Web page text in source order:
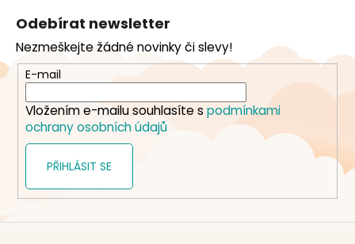
a
t
Odebírat newsletter
Nezmeškejte žádné novinky či slevy!
E-mail
Vložením e-mailu souhlasíte s podmínkami
ochrany osobních údajů
PŘIHLÁSIT SE